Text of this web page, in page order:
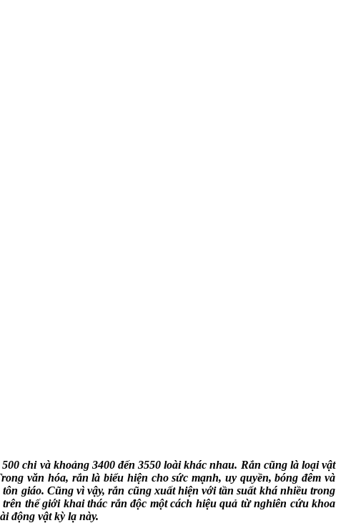
chi và khoảng 3400 đến 3550 loài khác nhau. Rắn cũng là loại vật
văn hóa, rắn là biểu hiện cho sức mạnh, uy quyền, bóng đêm và
giáo. Cũng vì vậy, rắn cũng xuất hiện với tần suất khá nhiều trong
thế giới khai thác rắn độc một cách hiệu quả từ nghiên cứu khoa
động vật kỳ lạ này.